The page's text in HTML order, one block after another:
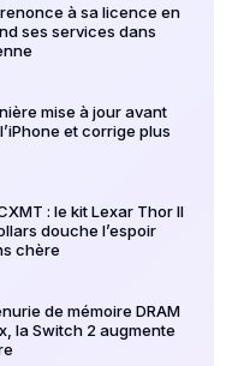
à sa licence en
ses services dans
mise à jour avant
et corrige plus
: le kit Lexar Thor II
douche l’espoir
chère
de mémoire DRAM
la Switch 2 augmente